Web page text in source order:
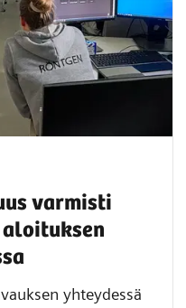
varmisti
yhteydessä